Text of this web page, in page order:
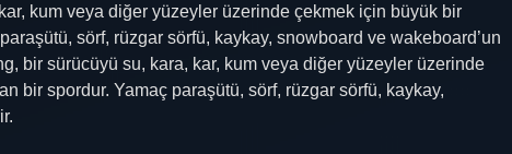
kum veya diğer yüzeyler üzerinde çekmek için büyük bir
sörf, rüzgar sörfü, kaykay, snowboard ve wakeboard’un
bir sürücüyü su, kara, kar, kum veya diğer yüzeyler üzerinde
bir spordur. Yamaç paraşütü, sörf, rüzgar sörfü, kaykay,